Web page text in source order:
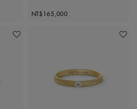
Original price
NT$165,000
加入喜愛清單 加入喜